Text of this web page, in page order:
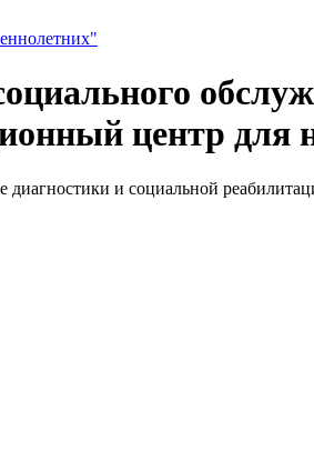
центр для
диагностики и социальной